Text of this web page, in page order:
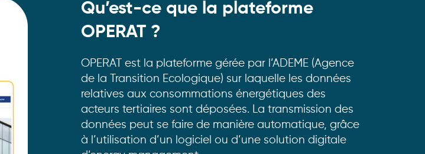
Qu’est-ce que la plateforme
OPERAT ?
OPERAT est la plateforme gérée par l’ADEME (Agence
de la Transition Ecologique) sur laquelle les données
relatives aux consommations énergétiques des
acteurs tertiaires sont déposées. La transmission des
données peut se faire de manière automatique, grâce
à l’utilisation d’un logiciel ou d’une solution digitale